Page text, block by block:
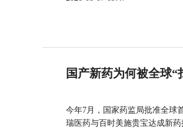
国产新药为何被全球“
今年7月，国家药监局批准全球
瑞医药与百时美施贵宝达成新